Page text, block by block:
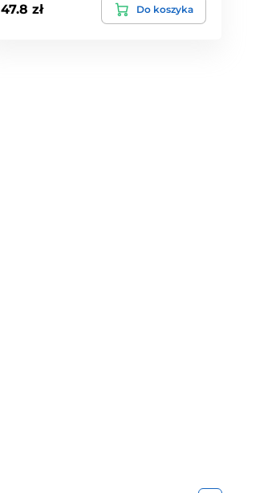
47.8 zł Do koszyka